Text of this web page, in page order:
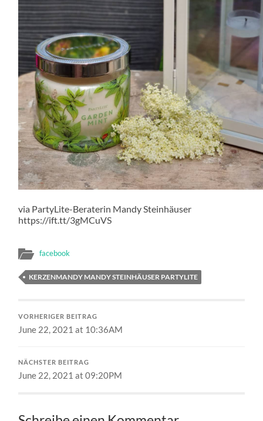
via PartyLite-Beraterin Mandy Steinhäuser
https://ift.tt/3gMCuVS
facebook
KERZENMANDY MANDY STEINHÄUSER PARTYLITE
VORHERIGER BEITRAG
June 22, 2021 at 10:36AM
NÄCHSTER BEITRAG
June 22, 2021 at 09:20PM